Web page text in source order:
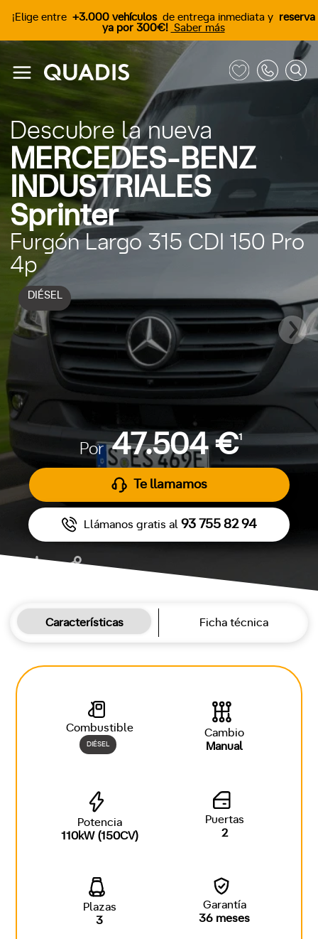
¡Elige entre +3.000 vehículos de entrega inmediata y reserva
ya por 300€! Saber más
Descubre la nueva
MERCEDES-BENZ
INDUSTRIALES
Sprinter
DIÉSEL
Furgón Largo 315 CDI 150 Pro
4p
Por47.504 €1
Te llamamos
Llámanos gratis al 93 755 82 94
Características Ficha técnica
Combustible
DIÉSEL
Cambio
Manual
Potencia
110kW (150CV)
Puertas
2
Plazas
3
Garantía
36 meses